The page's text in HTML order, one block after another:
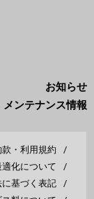
お知らせ
メンテナンス情報
款・利用規約
化について
基づく表記